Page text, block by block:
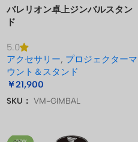
バレリオン卓上ジンバルスタン
ド
5.0
アクセサリー, プロジェクターマ
ウント＆スタンド
￥21,900
SKU： VM-GIMBAL